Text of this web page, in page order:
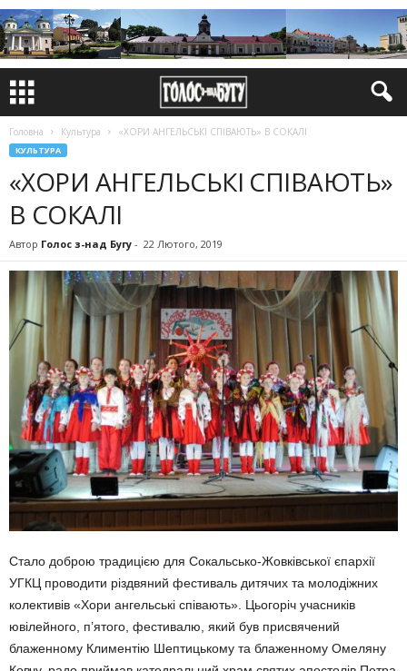
Головна Культура «ХОРИ АНГЕЛЬСЬКІ СПІВАЮТЬ» В СОКАЛІ
КУЛЬТУРА
«ХОРИ АНГЕЛЬСЬКІ СПІВАЮТЬ»
В СОКАЛІ
Автор Голос з-над Бугу - 22 Лютого, 2019
Стало доброю традицією для Сокальсько-Жовківської єпархії
УГКЦ проводити різдвяний фестиваль дитячих та молодіжних
колективів «Хори ангельські співають». Цьогоріч учасників
ювілейного, п’ятого, фестивалю, який був присвячений
блаженному Климентію Шептицькому та блаженному Омеляну